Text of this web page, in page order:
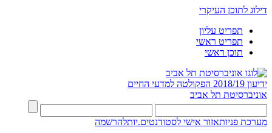
דילוג לתוכן העיקרי
תפריט עליון
תפריט ראשי
תוכן ראשי
ידיעון 2018/19
הפקולטה למדעי החיים
אוניברסיטת תל אביב
מערכת פניותאזור אישי לסטודנטים.יותלהרשמה